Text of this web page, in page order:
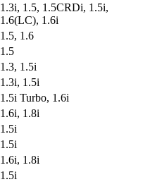
1.3i, 1.5, 1.5CRDi, 1.5i,
1.6(LC), 1.6i
1.5, 1.6
1.5
1.3, 1.5i
1.3i, 1.5i
1.5i Turbo, 1.6i
1.6i, 1.8i
1.5i
1.5i
1.6i, 1.8i
1.5i